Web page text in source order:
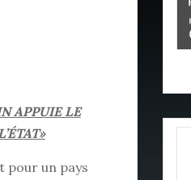
APPUIE LE
pour un pays